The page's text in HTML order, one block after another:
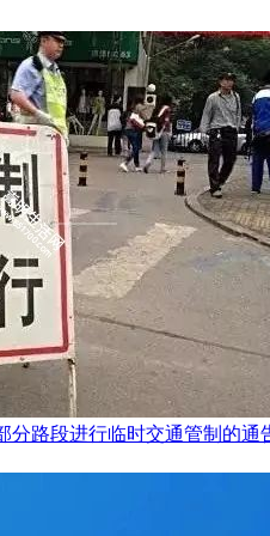
分路段进行临时交通管制的通